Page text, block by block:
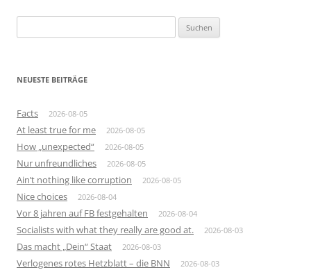
nach:
NEUESTE BEITRÄGE
Facts 2026-08-05
At least true for me 2026-08-05
How „unexpected“ 2026-08-05
Nur unfreundliches 2026-08-05
Ain’t nothing like corruption 2026-08-05
Nice choices 2026-08-04
Vor 8 jahren auf FB festgehalten 2026-08-04
Socialists with what they really are good at. 2026-08-03
Das macht „Dein“ Staat 2026-08-03
Verlogenes rotes Hetzblatt – die BNN 2026-08-03